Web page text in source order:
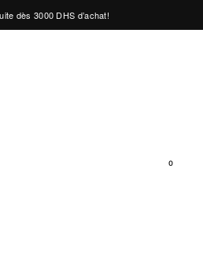
dès 3000 DHS d’achat!
0